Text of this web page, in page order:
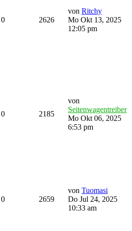
0 2626
von Ritchy
Mo Okt 13, 2025
12:05 pm
0 2185
von
Seitenwagentreiber
Mo Okt 06, 2025
6:53 pm
0 2659
von Tuomasi
Do Jul 24, 2025
10:33 am